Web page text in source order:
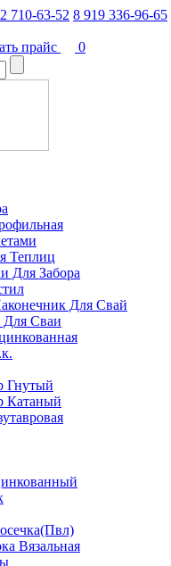
710-63-52 8 919 336-96-65
прайс 0
Теплиц
Для Забора
Для Свай
Для Сваи
Гнутый
Катаный
Вязальная